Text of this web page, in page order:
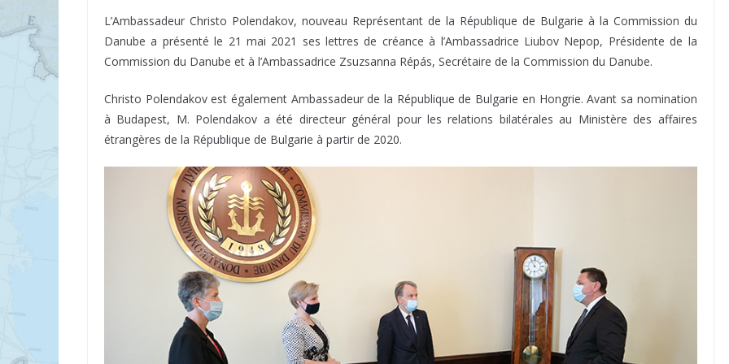
L’Ambassadeur Christo Polendakov, nouveau Représentant de la République de Bulgarie à la Commission du
Danube a présenté le 21 mai 2021 ses lettres de créance à l’Ambassadrice Liubov Nepop, Présidente de la
Commission du Danube et à l’Ambassadrice Zsuzsanna Répás, Secrétaire de la Commission du Danube.
Christo Polendakov est également Ambassadeur de la République de Bulgarie en Hongrie. Avant sa nomination
à Budapest, M. Polendakov a été directeur général pour les relations bilatérales au Ministère des affaires
étrangères de la République de Bulgarie à partir de 2020.